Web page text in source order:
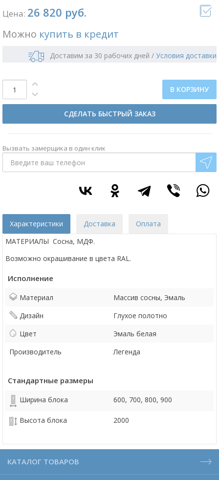
Цена: 26 820 руб.
Можно купить в кредит
Доставим за 30 рабочих дней / Условия доставки
В КОРЗИНУ
СДЕЛАТЬ БЫСТРЫЙ ЗАКАЗ
Вызвать замерщика в один клик
Характеристики Доставка
Оплата
МАТЕРИАЛЫ Сосна, МДФ.
Возможно окрашивание в цвета RAL.
Исполнение
Материал
Массив сосны, Эмаль
Дизайн
Глухое полотно
Цвет
Эмаль белая
Производитель
Легенда
Стандартные размеры
Ширина блока 600, 700, 800, 900
Высота блока 2000
КАТАЛОГ ТОВАРОВ